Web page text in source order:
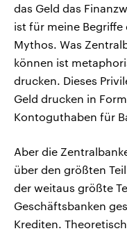
das Geld das
ist für meine
Mythos. Was
können ist
drucken. Dieses
Geld drucken in
Kontoguthaben für
Aber die
über den größten
der weitaus größte
Geschäftsbanken
Krediten.